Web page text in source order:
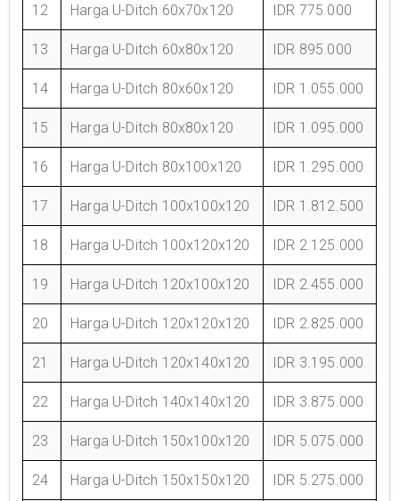
12 Harga U-Ditch 60x70x120 IDR 775.000
13 Harga U-Ditch 60x80x120 IDR 895.000
14 Harga U-Ditch 80x60x120 IDR 1.055.000
15 Harga U-Ditch 80x80x120 IDR 1.095.000
16 Harga U-Ditch 80x100x120 IDR 1.295.000
17 Harga U-Ditch 100x100x120 IDR 1.812.500
18 Harga U-Ditch 100x120x120 IDR 2.125.000
19 Harga U-Ditch 120x100x120 IDR 2.455.000
20 Harga U-Ditch 120x120x120 IDR 2.825.000
21 Harga U-Ditch 120x140x120 IDR 3.195.000
22 Harga U-Ditch 140x140x120 IDR 3.875.000
23 Harga U-Ditch 150x100x120 IDR 5.075.000
24 Harga U-Ditch 150x150x120 IDR 5.275.000